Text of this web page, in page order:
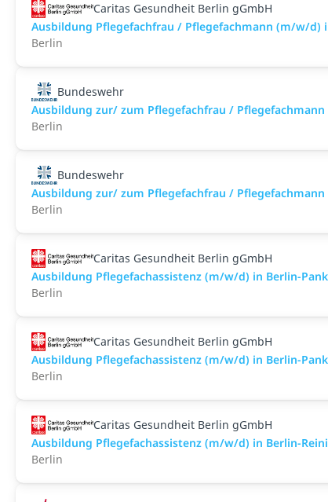
Caritas Gesundheit Berlin gGmbH
Ausbildung Pflegefachfrau / Pflegefachmann (m/w/d)
Berlin
Bundeswehr
Ausbildung zur/ zum Pflegefachfrau /
Berlin
Bundeswehr
Ausbildung zur/ zum Pflegefachfrau /
Berlin
Caritas Gesundheit Berlin gGmbH
Ausbildung Pflegefachassistenz (m/w/d) in Berlin-
Berlin
Caritas Gesundheit Berlin gGmbH
Ausbildung Pflegefachassistenz (m/w/d) in Berlin-
Berlin
Caritas Gesundheit Berlin gGmbH
Ausbildung Pflegefachassistenz (m/w/d) in Berlin-
Berlin